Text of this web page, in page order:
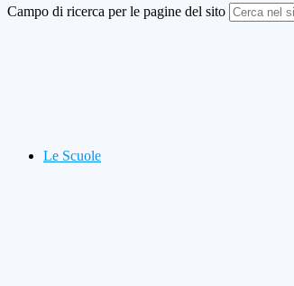
Campo di ricerca per le pagine del sito
Le Scuole